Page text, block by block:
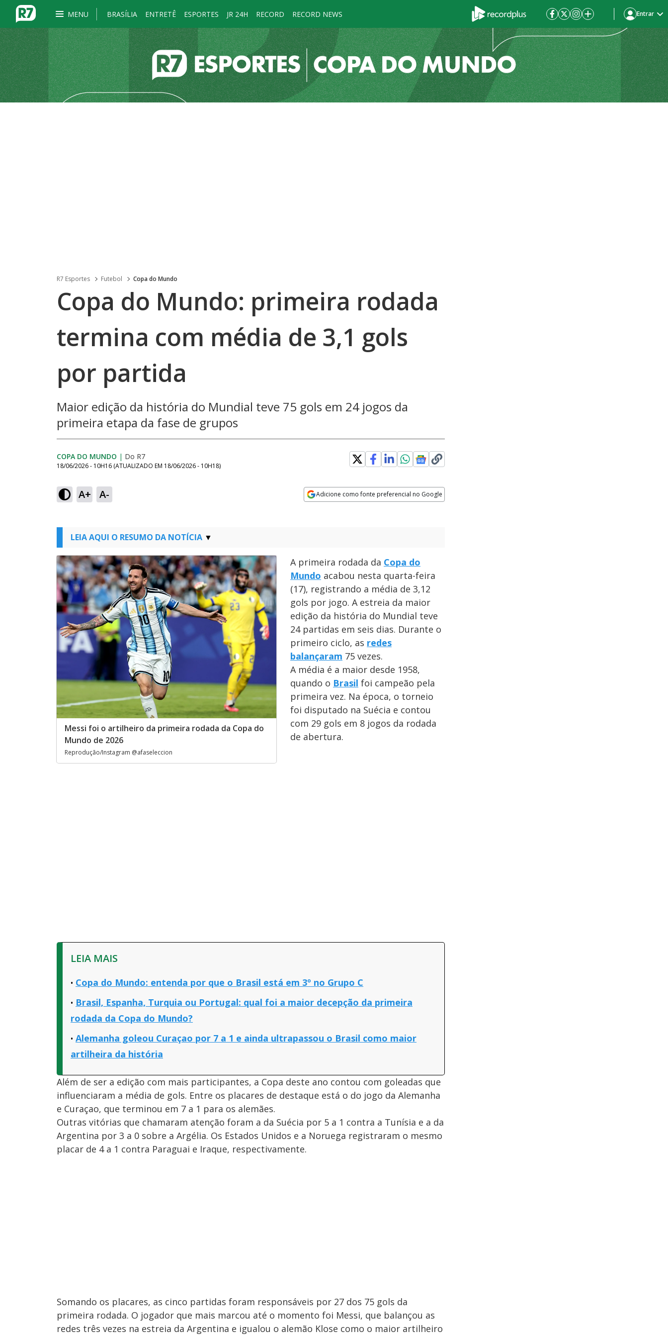
MENU BRASÍLIA ENTRETÊ ESPORTES JR 24H RECORD RECORD NEWS Entrar
R7 Esportes Futebol Copa do Mundo
Copa do Mundo: primeira rodada
termina com média de 3,1 gols
por partida
Maior edição da história do Mundial teve 75 gols em 24 jogos da
primeira etapa da fase de grupos
COPA DO MUNDO | Do R7
18/06/2026 - 10H16 (ATUALIZADO EM 18/06/2026 - 10H18)
A+ A- Adicione como fonte preferencial no Google
LEIA AQUI O RESUMO DA NOTÍCIA
Messi foi o artilheiro da primeira rodada da Copa do
Mundo de 2026
Reprodução/Instagram @afaseleccion
A primeira rodada da Copa do
Mundo acabou nesta quarta-feira
(17), registrando a média de 3,12
gols por jogo. A estreia da maior
edição da história do Mundial teve
24 partidas em seis dias. Durante o
primeiro ciclo, as redes
balançaram 75 vezes.
A média é a maior desde 1958,
quando o Brasil foi campeão pela
primeira vez. Na época, o torneio
foi disputado na Suécia e contou
com 29 gols em 8 jogos da rodada
de abertura.
LEIA MAIS
Copa do Mundo: entenda por que o Brasil está em 3º no Grupo C
Brasil, Espanha, Turquia ou Portugal: qual foi a maior decepção da primeira
rodada da Copa do Mundo?
Alemanha goleou Curaçao por 7 a 1 e ainda ultrapassou o Brasil como maior
artilheira da história
Além de ser a edição com mais participantes, a Copa deste ano contou com goleadas que
influenciaram a média de gols. Entre os placares de destaque está o do jogo da Alemanha
e Curaçao, que terminou em 7 a 1 para os alemães.
Outras vitórias que chamaram atenção foram a da Suécia por 5 a 1 contra a Tunísia e a da
Argentina por 3 a 0 sobre a Argélia. Os Estados Unidos e a Noruega registraram o mesmo
placar de 4 a 1 contra Paraguai e Iraque, respectivamente.
Somando os placares, as cinco partidas foram responsáveis por 27 dos 75 gols da
primeira rodada. O jogador que mais marcou até o momento foi Messi, que balançou as
redes três vezes na estreia da Argentina e igualou o alemão Klose como o maior artilheiro